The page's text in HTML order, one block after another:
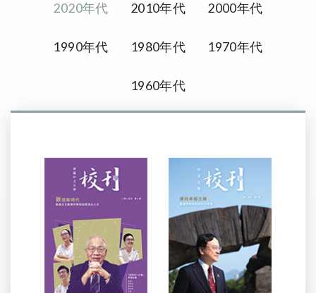
2020年代 2010年代 2000年代
1990年代 1980年代 1970年代
1960年代